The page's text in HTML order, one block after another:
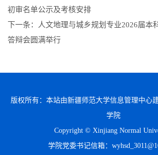
初审名单公示及考核安排
下一条： 人文地理与城乡规划专业2026届本
答辩会圆满举行
版权所有：本站由新疆师范大学信息管理中心
学院
Copyright © Xinjiang Normal
学院党委书记信箱：